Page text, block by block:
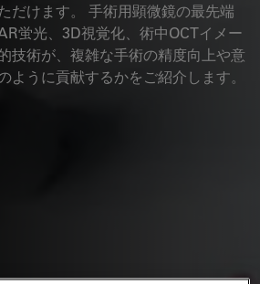
だけます。 手術用顕微鏡の最先端
蛍光、3D視覚化、術中OCTイメー
技術が、複雑な手術の精度向上や意
ように貢献するかをご紹介します。